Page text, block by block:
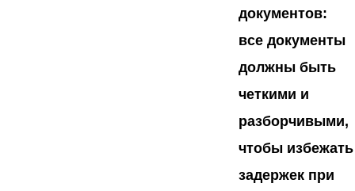
документов:
все документы
должны быть
четкими и
разборчивыми,
чтобы избежать
задержек при